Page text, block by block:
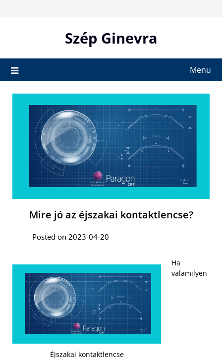
Szép Ginevra
Menu
Mire jó az éjszakai kontaktlencse?
Posted on 2023-04-20
Éjszakai kontaktlencse
Ha
valamilyen